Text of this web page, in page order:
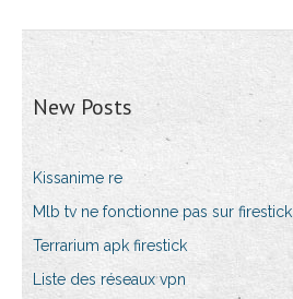
New Posts
Kissanime re
Mlb tv ne fonctionne pas sur firestick
Terrarium apk firestick
Liste des réseaux vpn